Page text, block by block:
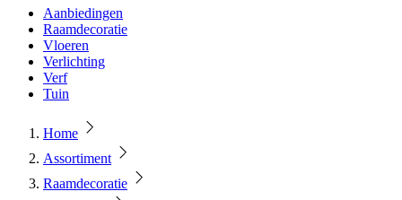
Aanbiedingen
Raamdecoratie
Vloeren
Verlichting
Verf
Tuin
Home
Assortiment
Raamdecoratie